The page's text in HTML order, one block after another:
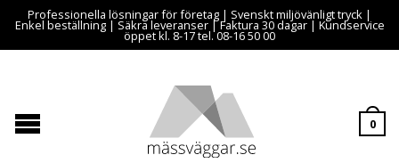
Professionella lösningar för företag | Svenskt miljövänligt tryck |
Enkel beställning | Säkra leveranser | Faktura 30 dagar | Kundservice
öppet kl. 8-17 tel. 08-16 50 00
0